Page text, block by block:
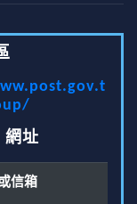
網址
信箱